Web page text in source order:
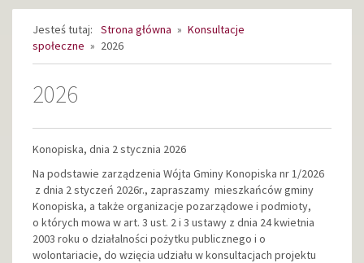
Jesteś tutaj: Strona główna » Konsultacje
społeczne » 2026
2026
Konopiska, dnia 2 stycznia 2026
Na podstawie zarządzenia Wójta Gminy Konopiska nr 1/2026
z dnia 2 styczeń 2026r., zapraszamy mieszkańców gminy
Konopiska, a także organizacje pozarządowe i podmioty,
o których mowa w art. 3 ust. 2 i 3 ustawy z dnia 24 kwietnia
2003 roku o działalności pożytku publicznego i o
wolontariacie, do wzięcia udziału w konsultacjach projektu